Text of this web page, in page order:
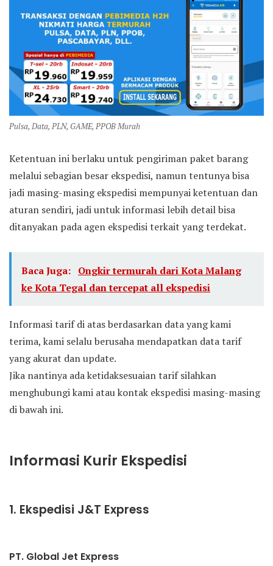
Pulsa, Data, PLN, GAME, PPOB Murah
Ketentuan ini berlaku untuk pengiriman paket barang
melalui sebagian besar ekspedisi, namun tentunya bisa
jadi masing-masing ekspedisi mempunyai ketentuan dan
aturan sendiri, jadi untuk informasi lebih detail bisa
ditanyakan pada agen ekspedisi terkait yang terdekat.
Baca Juga: Ongkir termurah dari Kota Malang
ke Kota Tegal dan tercepat all ekspedisi
Informasi tarif di atas berdasarkan data yang kami
terima, kami selalu berusaha mendapatkan data tarif
yang akurat dan update.
Jika nantinya ada ketidaksesuaian tarif silahkan
menghubungi kami atau kontak ekspedisi masing-masing
di bawah ini.
Informasi Kurir Ekspedisi
1. Ekspedisi J&T Express
PT. Global Jet Express